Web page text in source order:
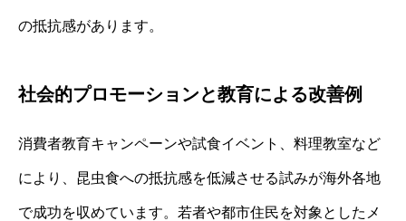
の抵抗感があります。
社会的プロモーションと教育による改善例
消費者教育キャンペーンや試食イベント、料理教室など
により、昆虫食への抵抗感を低減させる試みが海外各地
で成功を収めています。若者や都市住民を対象としたメ